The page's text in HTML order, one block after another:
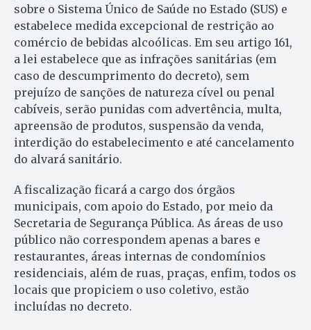
sobre o Sistema Único de Saúde no Estado (SUS) e
estabelece medida excepcional de restrição ao
comércio de bebidas alcoólicas. Em seu artigo 161,
a lei estabelece que as infrações sanitárias (em
caso de descumprimento do decreto), sem
prejuízo de sanções de natureza cível ou penal
cabíveis, serão punidas com advertência, multa,
apreensão de produtos, suspensão da venda,
interdição do estabelecimento e até cancelamento
do alvará sanitário.
A fiscalização ficará a cargo dos órgãos
municipais, com apoio do Estado, por meio da
Secretaria de Segurança Pública. As áreas de uso
público não correspondem apenas a bares e
restaurantes, áreas internas de condomínios
residenciais, além de ruas, praças, enfim, todos os
locais que propiciem o uso coletivo, estão
incluídas no decreto.